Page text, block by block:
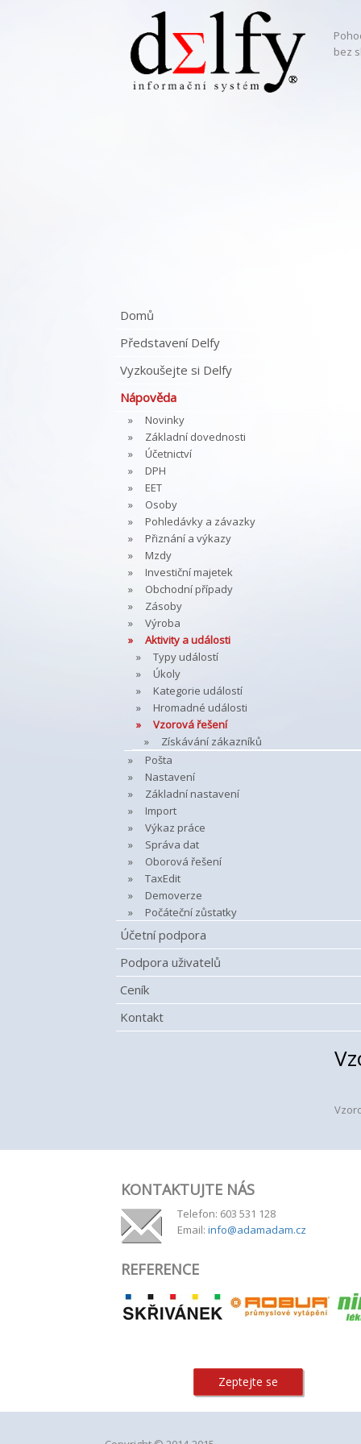
bez
Domů
Představení Delfy
Vyzkoušejte si Delfy
Nápověda
Novinky
Základní dovednosti
Účetnictví
DPH
EET
Osoby
Pohledávky a závazky
Přiznání a výkazy
Mzdy
Investiční majetek
Obchodní případy
Zásoby
Výroba
Aktivity a události
Typy událostí
Úkoly
Kategorie událostí
Hromadné události
Vzorová řešení
Získávání zákazníků
Pošta
Nastavení
Základní nastavení
Import
Výkaz práce
Správa dat
Oborová řešení
TaxEdit
Demoverze
Počáteční zůstatky
Účetní podpora
Podpora uživatelů
Ceník
Kontakt
KONTAKTUJTE NÁS
Telefon: 603 531 128
Email: info@adamadam.cz
REFERENCE
Zeptejte se